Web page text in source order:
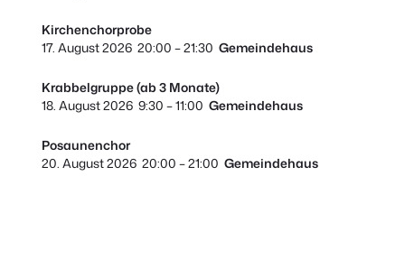
Kirchenchorprobe
17. August 2026 20:00 –21:30 Gemeindehaus
Krabbelgruppe (ab 3 Monate)
18. August 2026 9:30 –11:00 Gemeindehaus
Posaunenchor
20. August 2026 20:00 –21:00 Gemeindehaus